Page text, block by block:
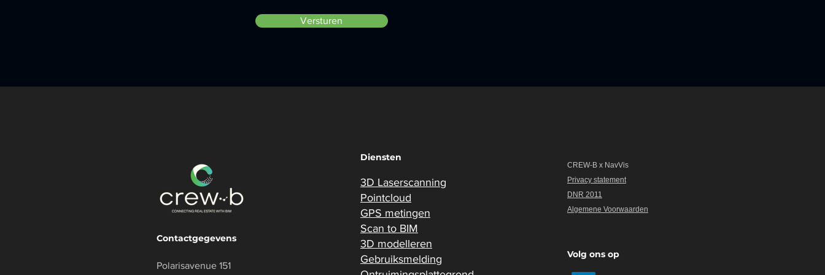
Versturen
Contactgegevens
Polarisavenue 151
Volg ons op
CREW-B x NavVis
Privacy statement
DNR 2011
Algemene Voorwaarden
Diensten
3D Laserscanning
Pointcloud
GPS metingen
Scan to BIM
3D modelleren
Gebruiksmelding